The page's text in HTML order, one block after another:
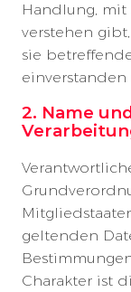
Handlung,
verstehen
sie
einverstanden
2. Name
geltenden
Charakter ist